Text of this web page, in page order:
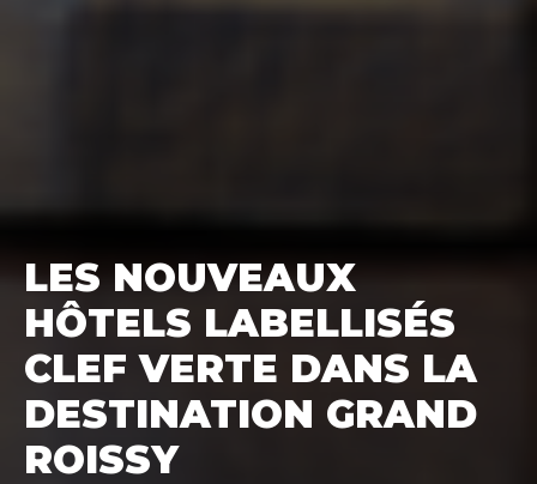
LES NOUVEAUX
HÔTELS LABELLISÉS
CLEF VERTE DANS LA
DESTINATION GRAND
ROISSY